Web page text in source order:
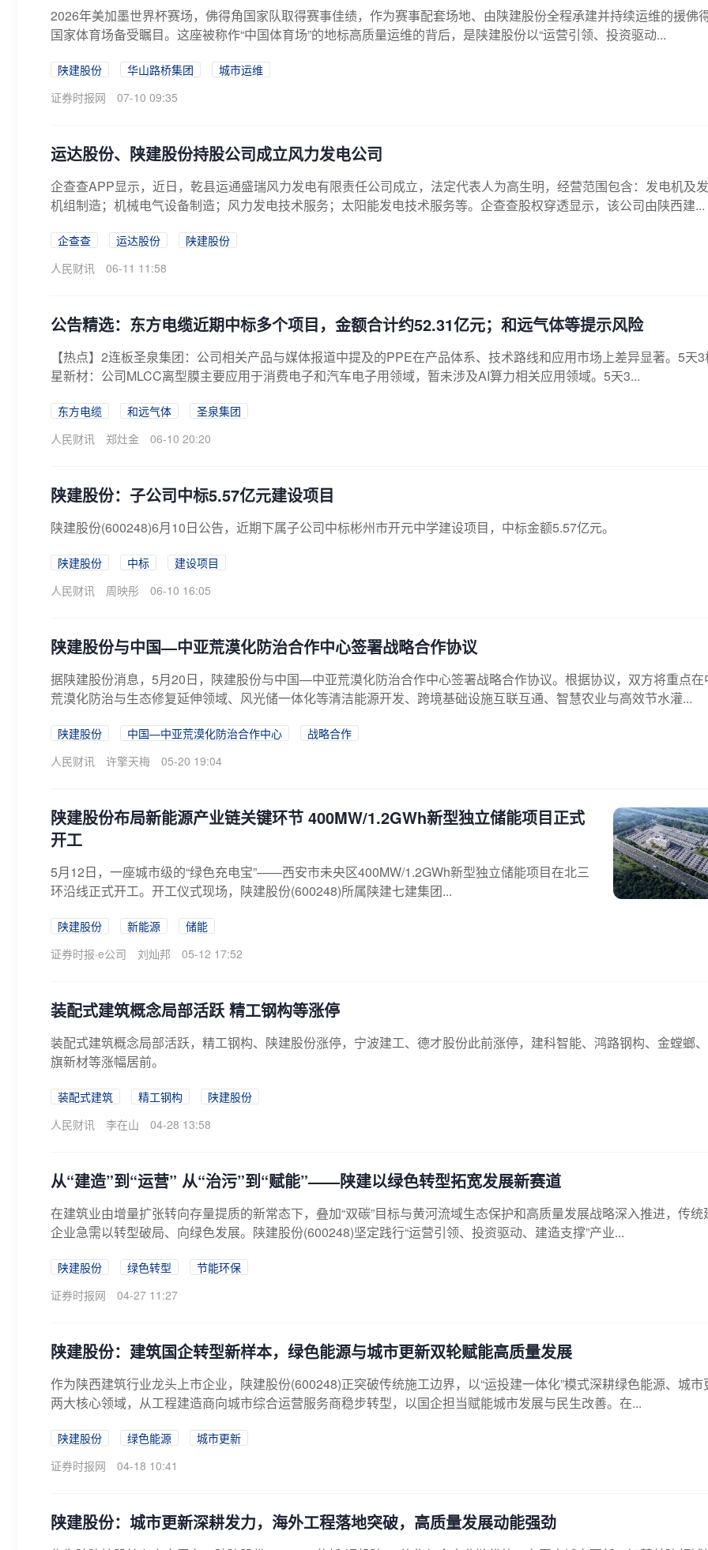
2026年美加墨世界杯赛场，佛得角国家队取得赛事佳绩，作为赛事配套场地、由陕建股份全程承建并持续运维的援佛
国家体育场备受瞩目。这座被称作“中国体育场”的地标高质量运维的背后，是陕建股份以“运营引领、投资驱动...
陕建股份 华山路桥集团
城市运维
证券时报网
07-10 09:35
运达股份、陕建股份持股公司成立风力发电公司
企查查APP显示，近日，乾县运通盛瑞风力发电有限责任公司成立，法定代表人为高生明，经营范围包含：发电机及
机组制造；机械电气设备制造；风力发电技术服务；太阳能发电技术服务等。企查查股权穿透显示，该公司由陕西建...
企查查 运达股份
陕建股份
人民财讯
06-11 11:58
公告精选：东方电缆近期中标多个项目，金额合计约52.31亿元；和远气体等提示风险
【热点】2连板圣泉集团：公司相关产品与媒体报道中提及的PPE在产品体系、技术路线和应用市场上差异显著。5天
星新材：公司MLCC离型膜主要应用于消费电子和汽车电子用领域，暂未涉及AI算力相关应用领域。5天3...
东方电缆 和远气体
圣泉集团
人民财讯
郑灶金 06-10 20:20
陕建股份：子公司中标5.57亿元建设项目
陕建股份(600248)6月10日公告，近期下属子公司中标彬州市开元中学建设项目，中标金额5.57亿元。
陕建股份 中标
建设项目
人民财讯
周映彤 06-10 16:05
陕建股份与中国—中亚荒漠化防治合作中心签署战略合作协议
据陕建股份消息，5月20日，陕建股份与中国—中亚荒漠化防治合作中心签署战略合作协议。根据协议，双方将重点在
荒漠化防治与生态修复延伸领域、风光储一体化等清洁能源开发、跨境基础设施互联互通、智慧农业与高效节水灌...
陕建股份 中国—中亚荒漠化防治合作中心
战略合作
人民财讯
许擎天梅 05-20 19:04
陕建股份布局新能源产业链关键环节 400MW/1.2GWh新型独立储能项目正式
开工
5月12日，一座城市级的“绿色充电宝”——西安市未央区400MW/1.2GWh新型独立储能项目在北三
环沿线正式开工。开工仪式现场，陕建股份(600248)所属陕建七建集团...
陕建股份 新能源
储能
证券时报·e公司
刘灿邦 05-12 17:52
装配式建筑概念局部活跃 精工钢构等涨停
装配式建筑概念局部活跃，精工钢构、陕建股份涨停，宁波建工、德才股份此前涨停，建科智能、鸿路钢构、金螳螂
旗新材等涨幅居前。
装配式建筑 精工钢构
陕建股份
人民财讯
李在山 04-28 13:58
从“建造”到“运营” 从“治污”到“赋能”——陕建以绿色转型拓宽发展新赛道
在建筑业由增量扩张转向存量提质的新常态下，叠加“双碳”目标与黄河流域生态保护和高质量发展战略深入推进，传统
企业急需以转型破局、向绿色发展。陕建股份(600248)坚定践行“运营引领、投资驱动、建造支撑”产业...
陕建股份 绿色转型
节能环保
证券时报网
04-27 11:27
陕建股份：建筑国企转型新样本，绿色能源与城市更新双轮赋能高质量发展
作为陕西建筑行业龙头上市企业，陕建股份(600248)正突破传统施工边界，以“运投建一体化”模式深耕绿色能源、城市
两大核心领域，从工程建造商向城市综合运营服务商稳步转型，以国企担当赋能城市发展与民生改善。在...
陕建股份 绿色能源
城市更新
证券时报网
04-18 10:41
陕建股份：城市更新深耕发力，海外工程落地突破，高质量发展动能强劲